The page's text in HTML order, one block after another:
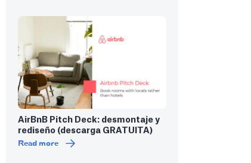
AirBnB Pitch Deck: desmontaje y
rediseño (descarga GRATUITA)
Read more